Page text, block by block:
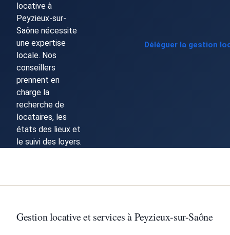
locative à
Peyzieux-sur-
Saône nécessite
une expertise
locale. Nos
conseillers
prennent en
charge la
recherche de
locataires, les
états des lieux et
le suivi des loyers.
Déléguer la gestion
Gestion locative et services à Peyzieux-sur-Saône